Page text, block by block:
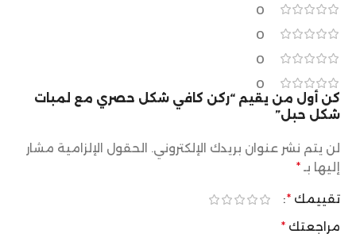
0
0
0
0
كن أول من يقيم “ركن كافي شكل حصري مع لمبات
شكل حبل”
لن يتم نشر عنوان بريدك الإلكتروني. الحقول الإلزامية مشار
إليها بـ *
تقييمك *
مراجعتك *